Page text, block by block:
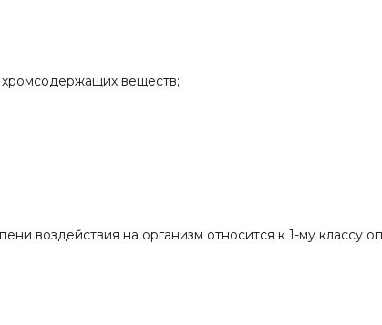
хромсодержащих веществ;
воздействия на организм относится к 1-му классу